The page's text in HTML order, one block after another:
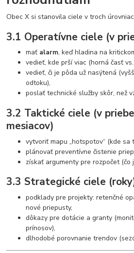
Obec X si stanovila ciele v troch
3.1 Operatívne ciele (v
mať alarm, keď hladina na
vedieť, kde prší viac (horná časť
vedieť, či je pôda už nasýtená
odtoku),
poslať technické služby skôr, než
3.2 Taktické ciele (v
mesiacov)
vytvoriť mapu „hotspotov“ (kde sa
plánovať preventívne čistenie
získať argumenty pre rozpočet (čo
3.3 Strategické ciele
podklady pre projekty: retenčné
nové priepusty,
dôkazy pre dotácie a granty
prínosov),
dlhodobé porovnanie trendov